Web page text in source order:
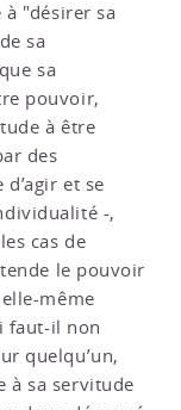
à "désirer sa
sa
sa
pouvoir,
à être
des
et se
-,
cas de
le pouvoir
même
faut-il non
quelqu’un,
à sa servitude